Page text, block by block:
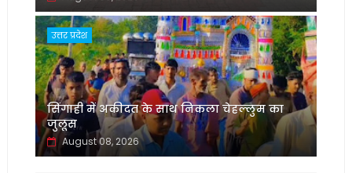
उत्तर प्रदेश
सिंगाही में अकीदत के साथ निकला चेहल्लुम का
जुलूस
August 08, 2026